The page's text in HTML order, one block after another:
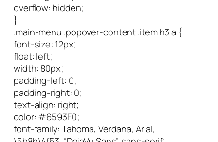
overflow: hidden;
}
.main-menu .popover-content .item h3 a {
font-size: 12px;
float: left;
width: 80px;
padding-left: 0;
padding-right: 0;
text-align: right;
color: #6593F0;
font-family: Tahoma, Verdana, Arial,